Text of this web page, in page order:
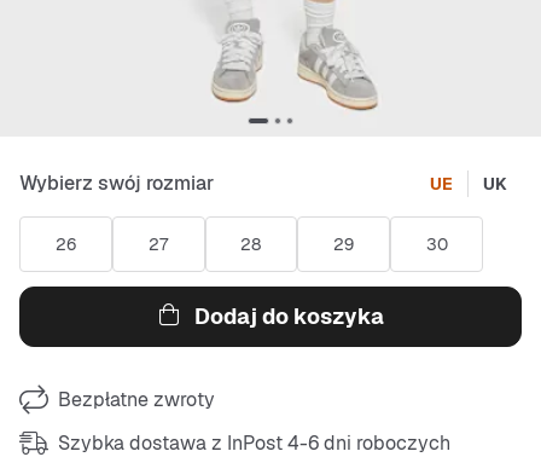
Wybierz swój rozmiar UE UK
26 27 28 29 30
Dodaj do koszyka
Bezpłatne zwroty
Szybka dostawa z InPost 4-6 dni roboczych